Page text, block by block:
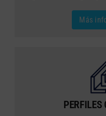
Más
PERFILES